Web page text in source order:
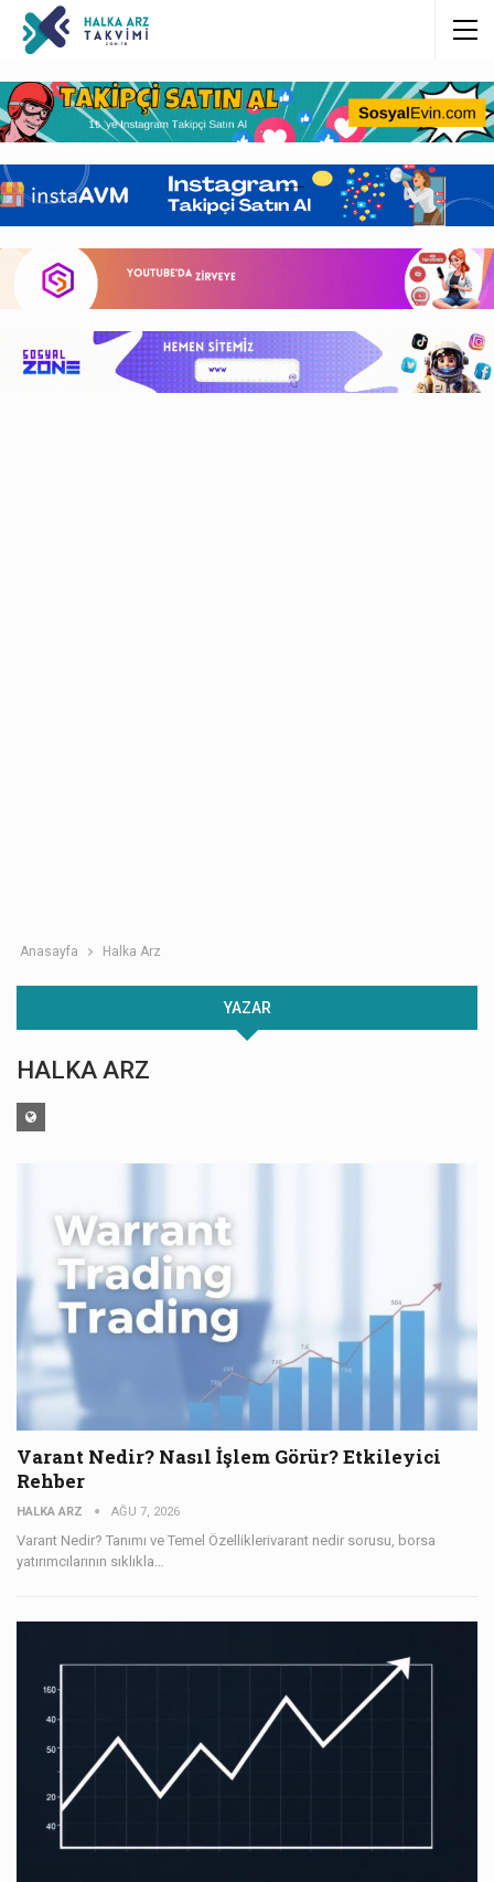
Anasayfa Halka Arz
YAZAR
HALKA ARZ
Varant Nedir? Nasıl İşlem Görür? Etkileyici
Rehber
HALKA ARZ AĞU 7, 2026
Varant Nedir? Tanımı ve Temel Özelliklerivarant nedir sorusu, borsa
yatırımcılarının sıklıkla…